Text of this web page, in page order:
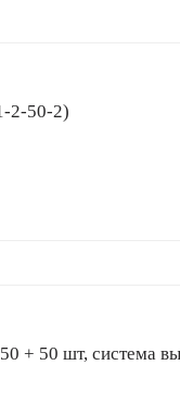
2-50-2)
50 + 50 шт, система